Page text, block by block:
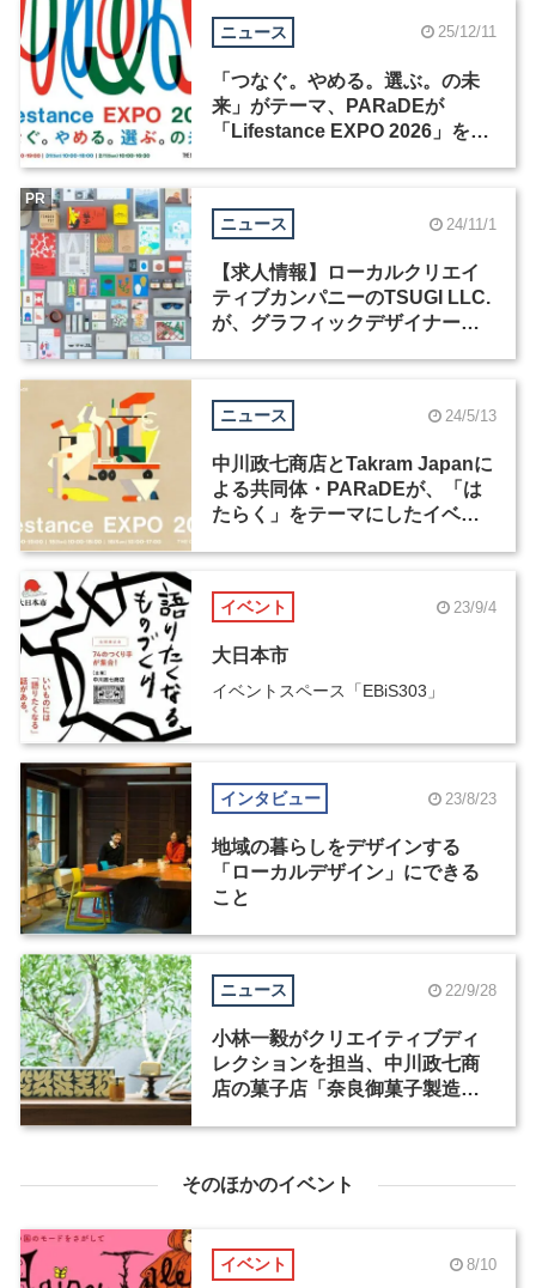
ニュース 25/12/11
「つなぐ。やめる。選ぶ。の未
来」がテーマ、PARaDEが
「Lifestance EXPO 2026」を開
ニュース 24/11/1
【求人情報】ローカルクリエイ
ティブカンパニーのTSUGI LLC.
が、グラフィックデザイナー／
PR
ニュース 24/5/13
中川政七商店とTakram Japanに
よる共同体・PARaDEが、「は
たらく」をテーマにしたイベン
イベント 23/9/4
大日本市
イベントスペース「EBiS303」
インタビュー 23/8/23
地域の暮らしをデザインする
「ローカルデザイン」にできる
こと
ニュース 22/9/28
小林一毅がクリエイティブディ
レクションを担当、中川政七商
店の菓子店「奈良御菓子製造所
そのほかのイベント
イベント 8/10